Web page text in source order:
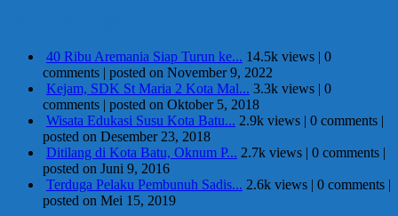
40 Ribu Aremania Siap Turun ke... 14.5k views | 0
comments | posted on November 9, 2022
Kejam, SDK St Maria 2 Kota Mal... 3.3k views | 0
comments | posted on Oktober 5, 2018
Wisata Edukasi Susu Kota Batu... 2.9k views | 0 comments |
posted on Desember 23, 2018
Ditilang di Kota Batu, Oknum P... 2.7k views | 0 comments |
posted on Juni 9, 2016
Terduga Pelaku Pembunuh Sadis... 2.6k views | 0 comments |
posted on Mei 15, 2019